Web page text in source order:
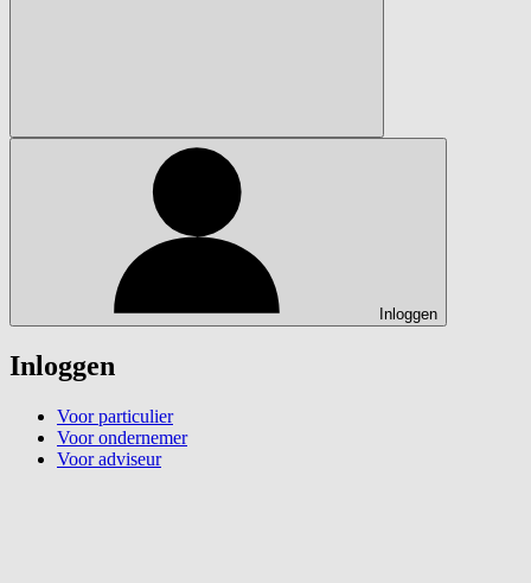
Inloggen
Inloggen
Voor particulier
Voor ondernemer
Voor adviseur